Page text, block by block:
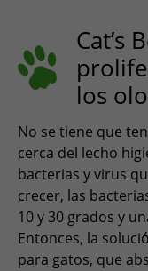
Cat’s
los
No se tiene que
cerca del lecho
bacterias y virus
crecer, las
10 y 30 grados y
Entonces, la
para gatos, que